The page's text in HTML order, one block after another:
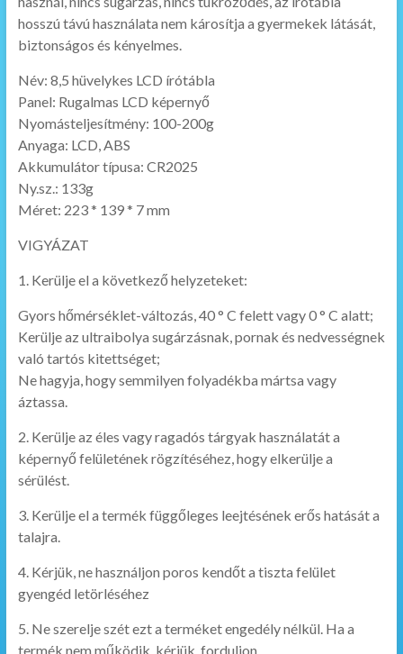
hosszú távú használata nem károsítja a gyermekek látását,
biztonságos és kényelmes.
Név: 8,5 hüvelykes LCD írótábla
Panel: Rugalmas LCD képernyő
Nyomásteljesítmény: 100-200g
Anyaga: LCD, ABS
Akkumulátor típusa: CR2025
Ny.sz.: 133g
Méret: 223 * 139 * 7 mm
VIGYÁZAT
1. Kerülje el a következő helyzeteket:
Gyors hőmérséklet-változás, 40 ° C felett vagy 0 ° C alatt;
Kerülje az ultraibolya sugárzásnak, pornak és nedvességnek
való tartós kitettséget;
Ne hagyja, hogy semmilyen folyadékba mártsa vagy
áztassa.
2. Kerülje az éles vagy ragadós tárgyak használatát a
képernyő felületének rögzítéséhez, hogy elkerülje a
sérülést.
3. Kerülje el a termék függőleges leejtésének erős hatását a
talajra.
4. Kérjük, ne használjon poros kendőt a tiszta felület
gyengéd letörléséhez
5. Ne szerelje szét ezt a terméket engedély nélkül. Ha a
termék nem működik, kérjük, forduljon